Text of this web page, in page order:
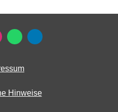
Hinweise